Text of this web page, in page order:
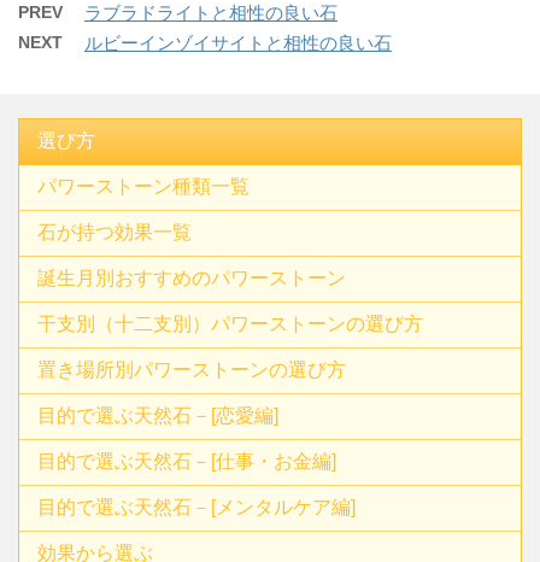
PREV ラブラドライトと相性の良い石
NEXT ルビーインゾイサイトと相性の良い石
選び方
パワーストーン種類一覧
石が持つ効果一覧
誕生月別おすすめのパワーストーン
干支別（十二支別）パワーストーンの選び方
置き場所別パワーストーンの選び方
目的で選ぶ天然石－[恋愛編]
目的で選ぶ天然石－[仕事・お金編]
目的で選ぶ天然石－[メンタルケア編]
効果から選ぶ